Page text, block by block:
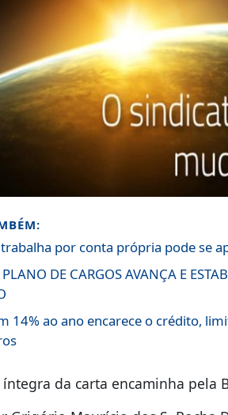
por conta própria pode se
DE CARGOS AVANÇA E
14% ao ano encarece o crédito,
da carta encaminha pela